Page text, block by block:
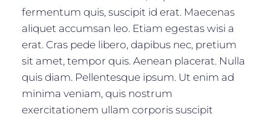
fermentum quis, suscipit id erat. Maecenas
aliquet accumsan leo. Etiam egestas wisi a
erat. Cras pede libero, dapibus nec, pretium
sit amet, tempor quis. Aenean placerat. Nulla
quis diam. Pellentesque ipsum. Ut enim ad
minima veniam, quis nostrum
exercitationem ullam corporis suscipit